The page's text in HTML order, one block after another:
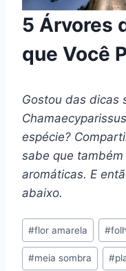
5 Árvores
que Você
Gostou das dicas
espécie?
sabe que
aromáticas. E
abaixo.
Tags
do
Post:
#flor amarela #
#meia sombra #